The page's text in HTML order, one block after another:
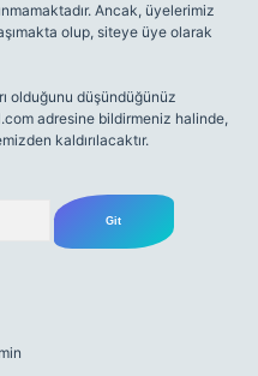
Ancak, üyelerimiz
olup, siteye üye olarak
olduğunu düşündüğünüz
adresine bildirmeniz halinde,
kaldırılacaktır.